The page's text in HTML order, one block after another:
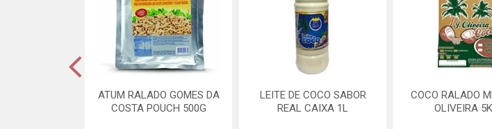
ATUM RALADO GOMES DA
COSTA POUCH 500G
LEITE DE COCO SABOR
REAL CAIXA 1L
COCO RALADO
OLIVEIRA